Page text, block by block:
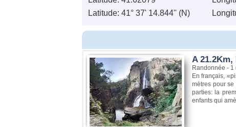
Latitude: 41° 37' 14.844'' (N)
A
Randonnée - 1
En français,
mètres pour
parties: la
enfants qui